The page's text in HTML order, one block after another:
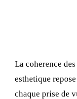
La coherence
esthetique
chaque prise de